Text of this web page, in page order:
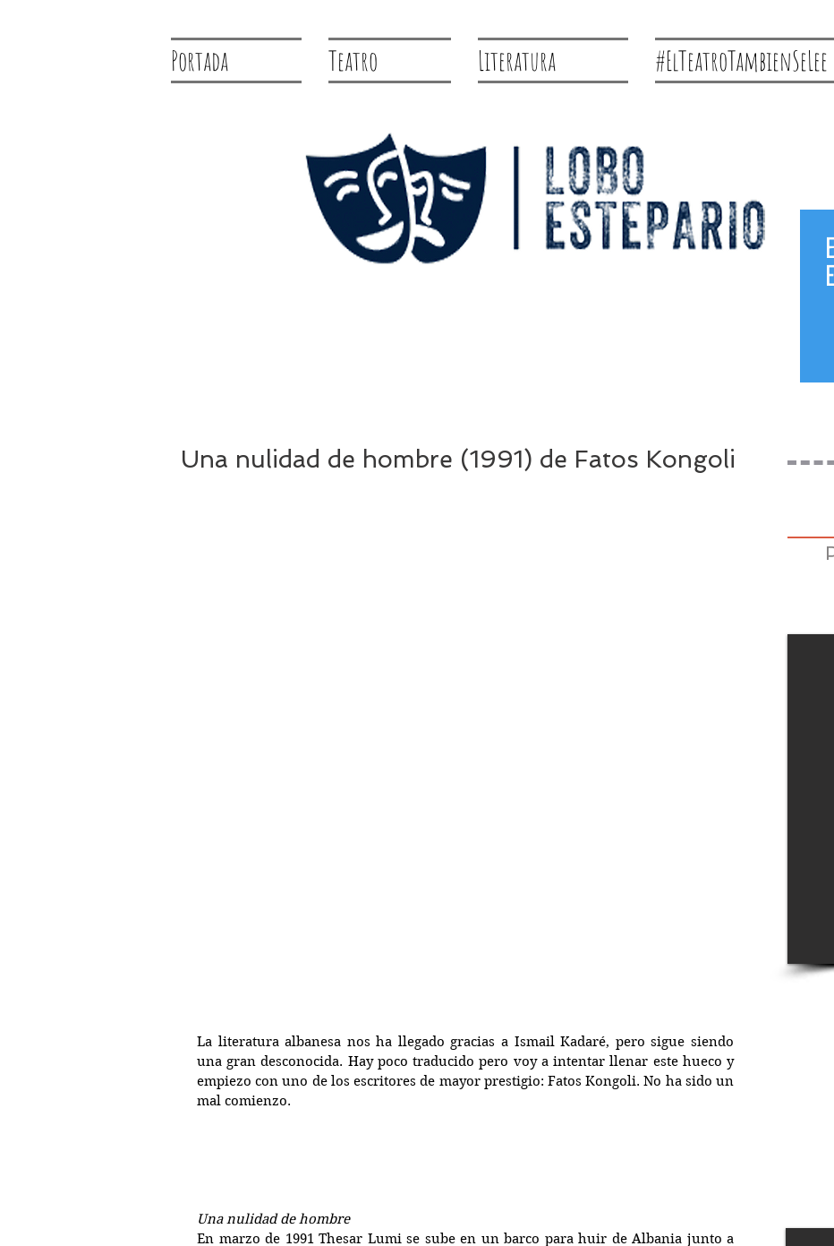
Portada Teatro Literatura #ElTeatroTambienSeLee
Una nulidad de hombre (1991) de Fatos Kongoli
La literatura albanesa nos ha llegado gracias a Ismail Kadaré, pero sigue siendo
una gran desconocida. Hay poco traducido pero voy a intentar llenar este hueco y
empiezo con uno de los escritores de mayor prestigio: Fatos Kongoli. No ha sido un
mal comienzo.
Una nulidad de hombre
En marzo de 1991 Thesar Lumi se sube en un barco para huir de Albania junto a